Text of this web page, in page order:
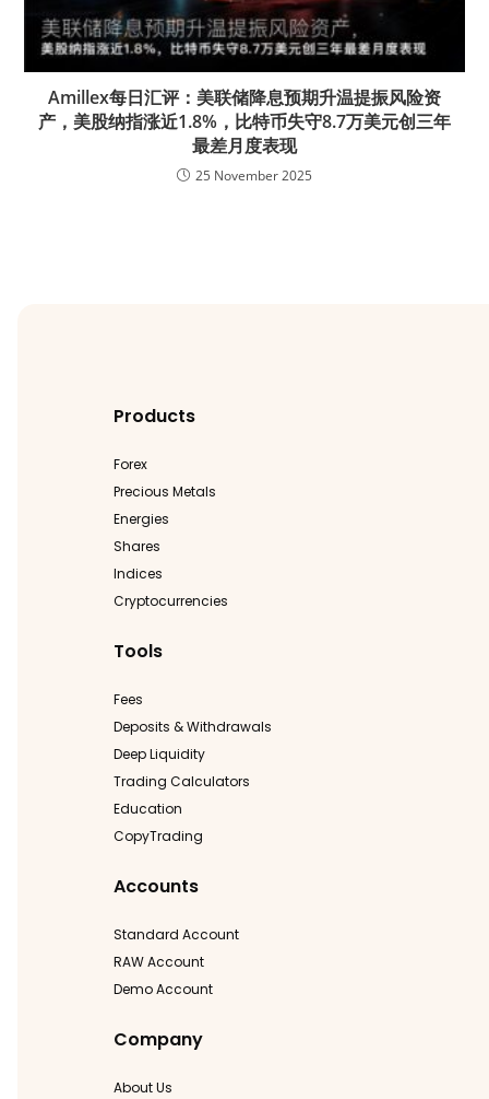
Amillex每日汇评：美联储降息预期升温提振风险资
产，美股纳指涨近1.8%，比特币失守8.7万美元创三年
最差月度表现
25 November 2025
Products
Forex
Precious Metals
Energies
Shares
Indices
Cryptocurrencies
Tools
Fees
Deposits & Withdrawals
Deep Liquidity
Trading Calculators
Education
CopyTrading
Accounts
Standard Account
RAW Account
Demo Account
Company
About Us